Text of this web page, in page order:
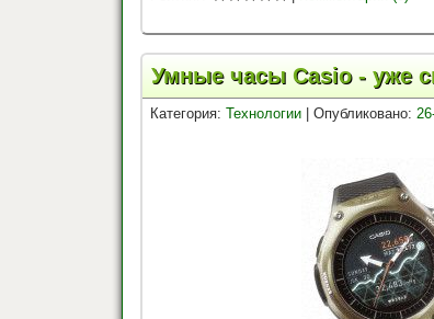
Умные часы Casio - уже
Категория: Технологии| Опубликовано: